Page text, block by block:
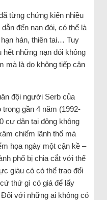
từng chứng kiến nhiều
đến nạn đói, có thể là
hán, thiên tai… Tuy
hết những nạn đói không
mà là do không tiếp cận
đội người Serb của
gần 4 năm (1992-
cư dân tại đông không
chiếm lãnh thổ mà
họa ngày một cận kề –
phố bị chia cắt với thế
giàu có có thể trao đổi
thứ gì có giá để lấy
với những ai không có